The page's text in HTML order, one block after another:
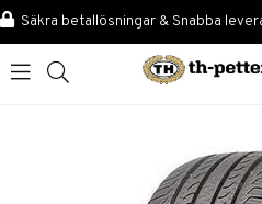
Säkra betallösningar & Snabba